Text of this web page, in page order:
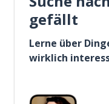
gefällt
Lerne über
wirklich